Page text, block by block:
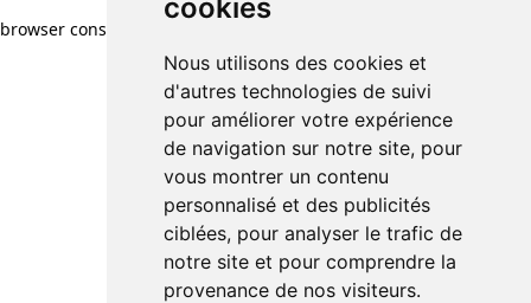
cookies
Nous utilisons des cookies et
d'autres technologies de suivi
pour améliorer votre expérience
de navigation sur notre site, pour
vous montrer un contenu
personnalisé et des publicités
ciblées, pour analyser le trafic de
notre site et pour comprendre la
provenance de nos visiteurs.
browser console for more information)